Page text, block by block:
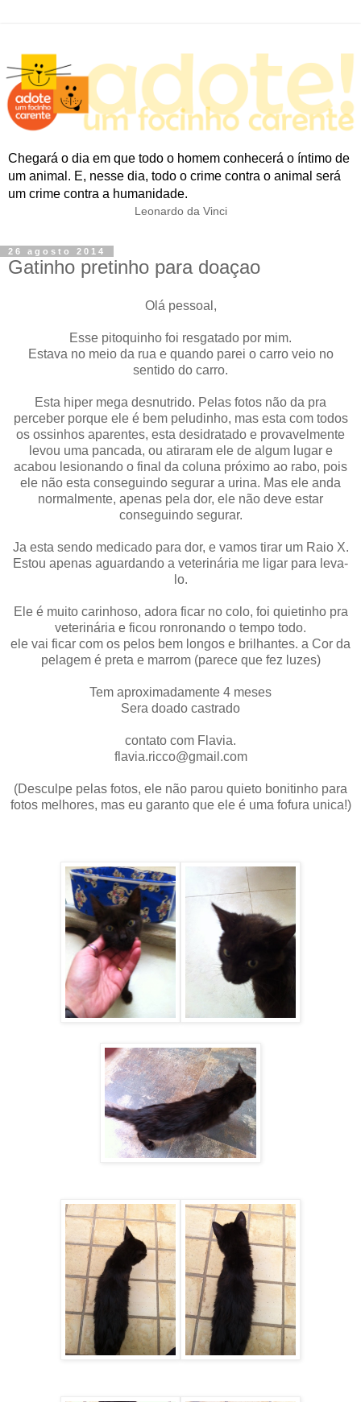
Chegará o dia em que todo o homem conhecerá o íntimo de
um animal. E, nesse dia, todo o crime contra o animal será
um crime contra a humanidade.
Leonardo da Vinci
26 agosto 2014
Gatinho pretinho para doaçao
Olá pessoal,
Esse pitoquinho foi resgatado por mim.
Estava no meio da rua e quando parei o carro veio no
sentido do carro.
Esta hiper mega desnutrido. Pelas fotos não da pra
perceber porque ele é bem peludinho, mas esta com todos
os ossinhos aparentes, esta desidratado e provavelmente
levou uma pancada, ou atiraram ele de algum lugar e
acabou lesionando o final da coluna próximo ao rabo, pois
ele não esta conseguindo segurar a urina. Mas ele anda
normalmente, apenas pela dor, ele não deve estar
conseguindo segurar.
Ja esta sendo medicado para dor, e vamos tirar um Raio X.
Estou apenas aguardando a veterinária me ligar para leva-
lo.
Ele é muito carinhoso, adora ficar no colo, foi quietinho pra
veterinária e ficou ronronando o tempo todo.
ele vai ficar com os pelos bem longos e brilhantes. a Cor da
pelagem é preta e marrom (parece que fez luzes)
Tem aproximadamente 4 meses
Sera doado castrado
contato com Flavia.
flavia.ricco@gmail.com
(Desculpe pelas fotos, ele não parou quieto bonitinho para
fotos melhores, mas eu garanto que ele é uma fofura unica!)